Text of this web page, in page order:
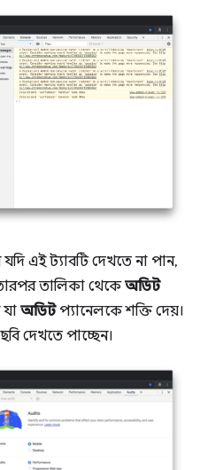
এই ট্যাবটি দেখতে না পান,
তালিকা থেকেঅডিট
অডিটপ্যানেলকে শক্তি দেয়।
দেখতে পাচ্ছেন।